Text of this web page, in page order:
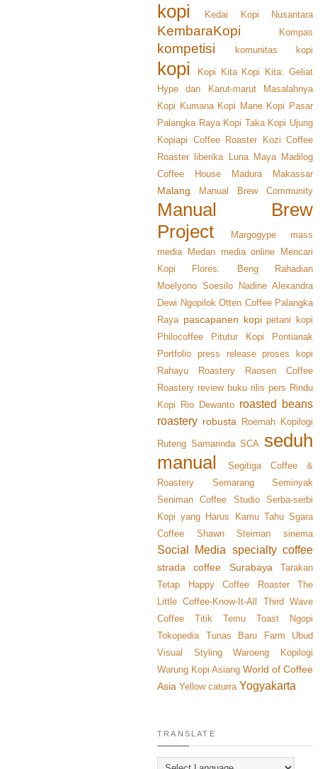
kopi
Kedai Kopi Nusantara
KembaraKopi Kompas
kompetisi komunitas kopi
kopi Kopi Kita Kopi Kita: Geliat
Hype dan Karut-marut Masalahnya
Kopi Kumana Kopi Mane Kopi Pasar
Palangka Raya Kopi Taka Kopi Ujung
Kopiapi Coffee Roaster Kozi Coffee
Roaster liberika Luna Maya Madilog
Coffee House
Madura Makassar
Malang Manual Brew Community
Manual Brew
Project
Margogype
mass
media Medan media online Mencari
Kopi Flores. Beng Rahadian
Moelyono Soesilo Nadine Alexandra
Dewi Ngopilok Otten Coffee Palangka
Raya pascapanen kopi petani kopi
Philocoffee
Pitutur Kopi
Pontianak
Portfolio press release proses kopi
Rahayu Roastery
Raosen Coffee
Roastery review buku rilis pers Rindu
Kopi Rio Dewanto roasted beans
roastery robusta Roemah Kopilogi
Ruteng Samarinda SCA seduh
manual
Segitiga Coffee &
Roastery
Semarang
Seminyak
Seniman Coffee Studio
Serba-serbi
Kopi yang Harus Kamu Tahu Sgara
Coffee
Shawn Steiman sinema
Social Media specialty coffee
strada coffee Surabaya
Tarakan
Tetap Happy Coffee Roaster
The
Little Coffee-Know-It-All
Third Wave
Coffee
Titik Temu
Toast Ngopi
Tokopedia
Tunas Baru Farm
Ubud
Visual Styling
Waroeng Kopilogi
Warung Kopi Asiang World of Coffee
Asia Yellow caturra Yogyakarta
TRANSLATE